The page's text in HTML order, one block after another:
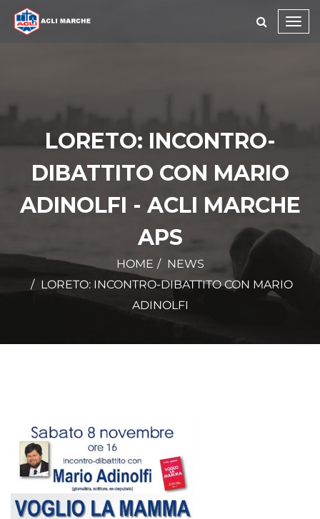
LORETO: INCONTRO-
DIBATTITO CON MARIO
ADINOLFI - ACLI MARCHE
APS
HOME
NEWS
LORETO: INCONTRO-DIBATTITO CON MARIO
ADINOLFI